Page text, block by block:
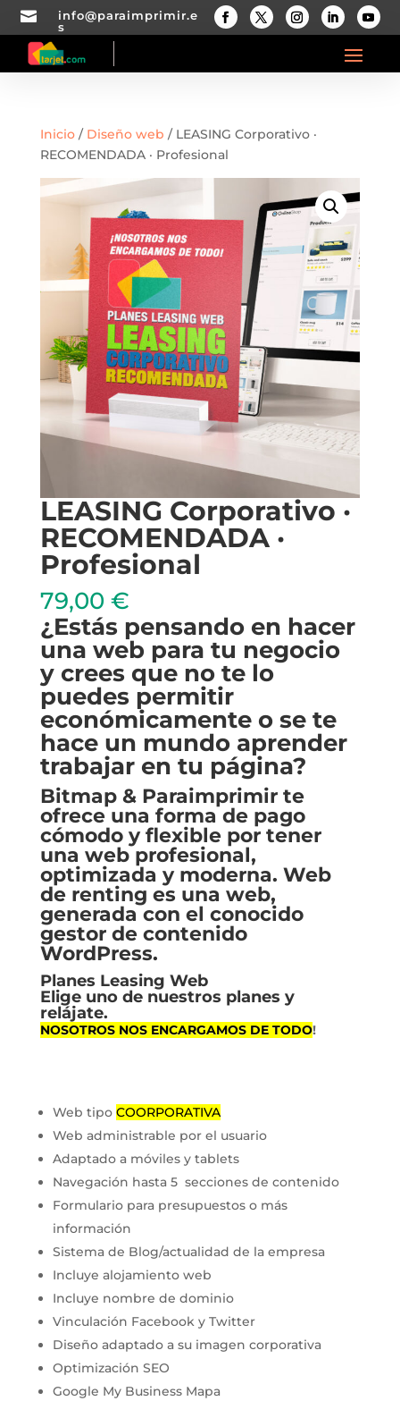

info@paraimprimir.e
s
Inicio/ Diseño web / LEASING Corporativo ·
RECOMENDADA · Profesional
LEASING Corporativo ·
RECOMENDADA ·
Profesional
79,00 €
¿Estás pensando en hacer
una web para tu negocio
y crees que no te lo
puedes permitir
económicamente o se te
hace un mundo aprender
trabajar en tu página?
Bitmap & Paraimprimir te
ofrece una forma de pago
cómodo y flexible por tener
una web profesional,
optimizada y moderna. Web
de renting es una web,
generada con el conocido
gestor de contenido
WordPress.
Planes Leasing Web
Elige uno de nuestros planes y
relájate.
NOSOTROS NOS ENCARGAMOS DE TODO!
Web tipo COORPORATIVA
Web administrable por el usuario
Adaptado a móviles y tablets
Navegación hasta 5 secciones de contenido
Formulario para presupuestos o más
información
Sistema de Blog/actualidad de la empresa
Incluye alojamiento web
Incluye nombre de dominio
Vinculación Facebook y Twitter
Diseño adaptado a su imagen corporativa
Optimización SEO
Google My Business Mapa